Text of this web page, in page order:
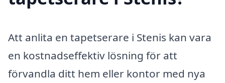
Att anlita en tapetserare i Stenis kan vara
en kostnadseffektiv lösning för att
förvandla ditt hem eller kontor med nya